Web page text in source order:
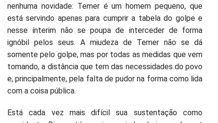
nenhuma novidade: Temer é um homem pequeno, que
está servindo apenas para cumprir a tabela do golpe e
nesse ínterim não se poupa de interceder de forma
ignóbil pelos seus. A miudeza de Temer não se dá
somente pelo golpe, mas por todas as medidas que vem
tomando, a distância que tem das necessidades do povo
e, principalmente, pela falta de pudor na forma como lida
com a coisa pública.
Está cada vez mais difícil sua sustentação como